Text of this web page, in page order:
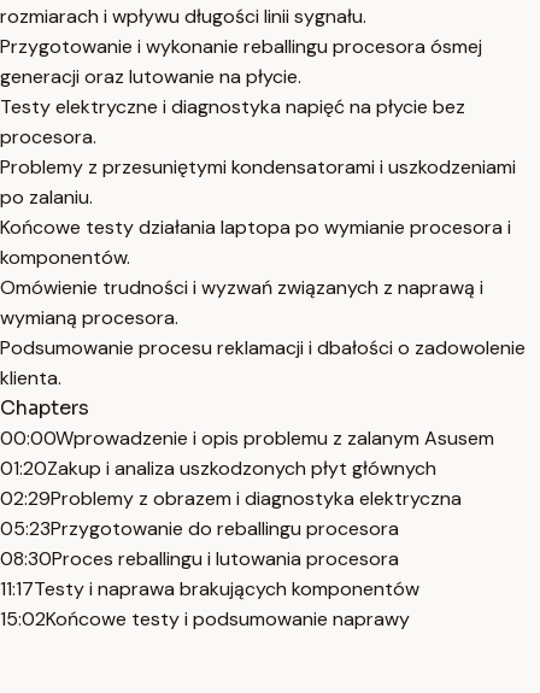
rozmiarach i wpływu długości linii sygnału.
Przygotowanie i wykonanie reballingu procesora ósmej
generacji oraz lutowanie na płycie.
Testy elektryczne i diagnostyka napięć na płycie bez
procesora.
Problemy z przesuniętymi kondensatorami i uszkodzeniami
po zalaniu.
Końcowe testy działania laptopa po wymianie procesora i
komponentów.
Omówienie trudności i wyzwań związanych z naprawą i
wymianą procesora.
Podsumowanie procesu reklamacji i dbałości o zadowolenie
klienta.
Chapters
00:00Wprowadzenie i opis problemu z zalanym Asusem
01:20Zakup i analiza uszkodzonych płyt głównych
02:29Problemy z obrazem i diagnostyka elektryczna
05:23Przygotowanie do reballingu procesora
08:30Proces reballingu i lutowania procesora
11:17Testy i naprawa brakujących komponentów
15:02Końcowe testy i podsumowanie naprawy